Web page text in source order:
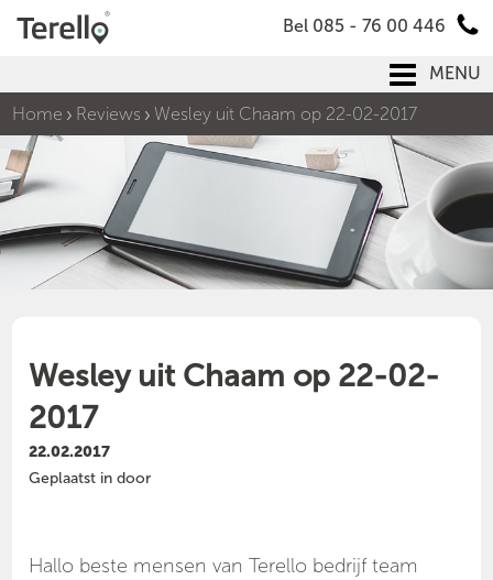
Bel 085 - 76 00 446
MENU
Home
Reviews Wesley uit Chaam op 22-02-2017
Wesley uit Chaam op 22-02-
2017
22.02.2017
Geplaatst in door
Hallo beste mensen van Terello bedrijf team